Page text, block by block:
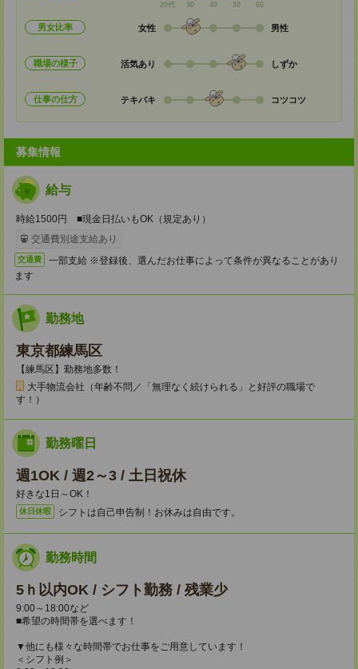
20代 30 40 50 60
男女比率 女性 男性
職場の様子 活気あり しずか
仕事の仕方 テキパキ コツコツ
募集情報
給与
時給1500円 ■現金日払いもOK（規定あり）
交通費別途支給あり
交通費
一部支給 ※登録後、選んだお仕事によって条件が異なることがあり
ます
勤務地
東京都練馬区
【練馬区】勤務地多数！
大手物流会社（年齢不問／「無理なく続けられる」と好評の職場で
す！）
勤務曜日
週1OK / 週2～3 / 土日祝休
好きな1日～OK！
休日休暇 シフトは自己申告制！お休みは自由です。
勤務時間
5ｈ以内OK / シフト勤務 / 残業少
9:00～18:00など
■希望の時間帯を選べます！
▼他にも様々な時間帯でお仕事をご用意しています！
＜シフト例＞